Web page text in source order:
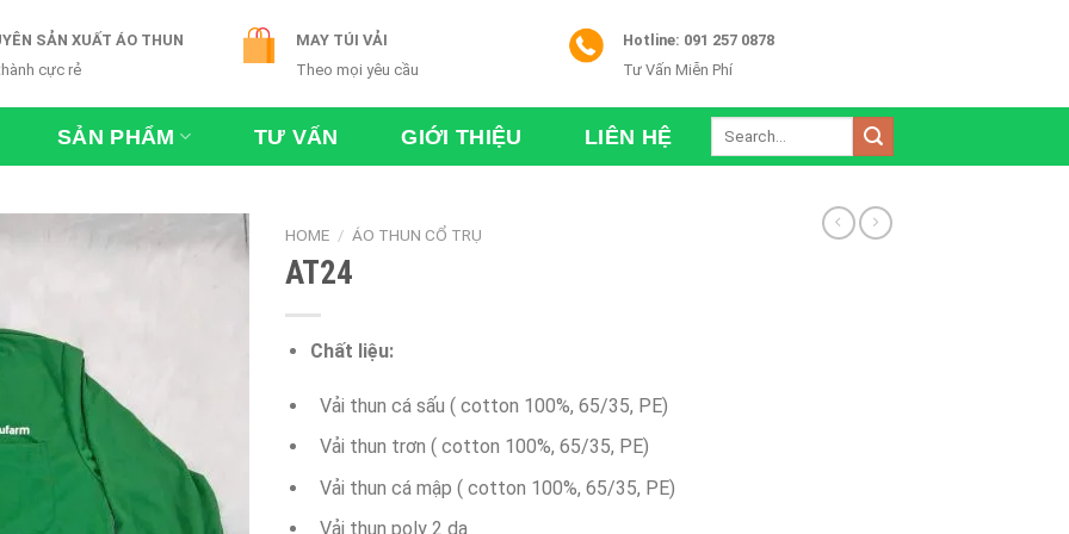
SẢN XUẤT ÁO THUN
cực rẻ
MAY TÚI VẢI
Theo mọi yêu cầu
Hotline: 091 257 0878
Tư Vấn Miễn Phí
SẢN PHẨM TƯ VẤN GIỚI THIỆU LIÊN HỆ
HOME / ÁO THUN CỔ TRỤ
AT24
Chất liệu:
Vải thun cá sấu ( cotton 100%, 65/35, PE)
Vải thun trơn ( cotton 100%, 65/35, PE)
Vải thun cá mập ( cotton 100%, 65/35, PE)
Vải thun poly 2 da